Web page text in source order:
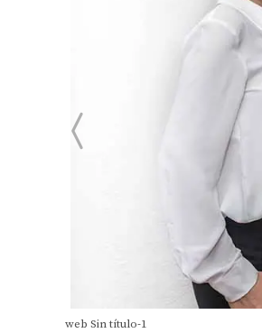
web Sin título-1